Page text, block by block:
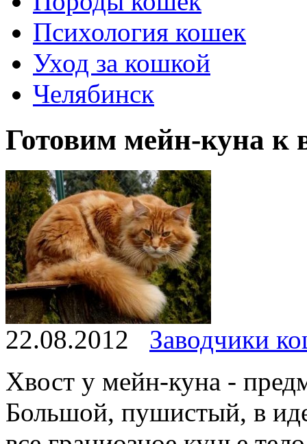
Психология кошек
Уход за кошкой
Челябинск
Готовим мейн-куна к
22.08.2012
Заводчики
Хвост у мейн-куна -
Большой, пушистый, в